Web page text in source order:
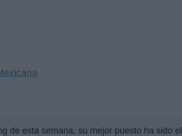
de esta semana, su mejor puesto ha sido el